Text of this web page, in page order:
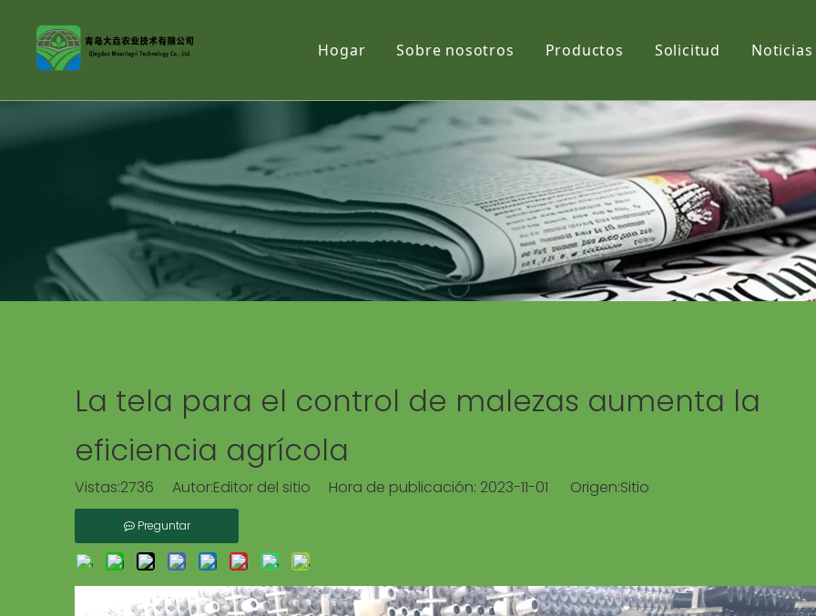
Hogar Sobre nosotros Productos
Net
Solicitud Noticias
La tela para el control de malezas aumenta la
eficiencia agrícola
Vistas:2736 Autor:Editor del sitio Hora de publicación: 2023-11-01 Origen:Sitio
Preguntar